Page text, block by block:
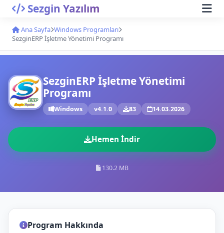
Sezgin Yazılım
Ana Sayfa Windows Programları
SezginERP İşletme Yönetimi Programı
SezginERP İşletme Yönetimi
Programı
Windows v4.1.0 83 14.03.2026
Hemen İndir
130.2 MB
Program Hakkında